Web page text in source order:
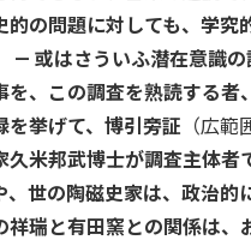
の問題に対しても、学究
— 或はさういふ潜在意識
、この調査を熟読する
を挙げて、博引旁証 （広
久米邦武博士が調査主体
世の陶磁史家は、政治的
瑞と有田窯との関係は